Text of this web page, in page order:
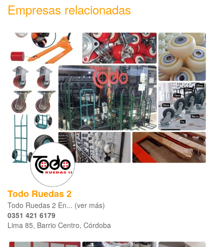
Empresas relacionadas
Todo Ruedas 2
Todo Ruedas 2 En... (ver más)
0351 421 6179
Lima 85, Barrio Centro, Córdoba